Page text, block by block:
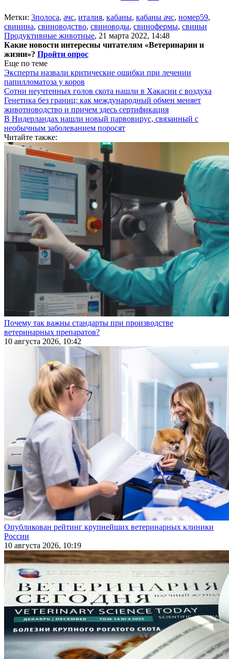
Метки: 3полоса, ачс, италия, кабаны, кабаны ачс, номер59,
свинина, свиноводство, свиноводы, свинофермы, свиньи
Продуктивные животные, 21 марта 2022, 14:48
Какие новости интересны читателям «Ветеринарии и
жизни»? Пройти опрос
Еще по теме
Эксперты назвали критические ошибки при лечении
папилломатоза у коров
Сотни неучтенных голов скота нашли в Хакасии с воздуха
Генетика без границ: как международный обмен меняет
животноводство и причем здесь сертификация
В Нидерландах нашли новый парвовирус, связанный с
необычным заболеванием поросят
Читайте также:
Почему так важны стандарты при производстве
ветеринарных препаратов?
10 августа 2026, 10:42
Опубликован рейтинг крупнейших ветеринарных клиники
России
10 августа 2026, 10:19